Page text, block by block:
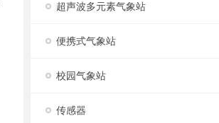
超声波多元素气象站
便携式气象站
校园气象站
传感器